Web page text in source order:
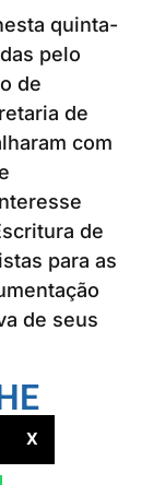
quinta-
pelo
de
de
com
de
para as
de seus
X